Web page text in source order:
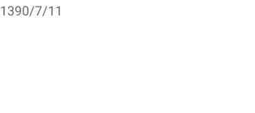
1390/7/11